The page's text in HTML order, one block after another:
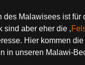
des Malawisees ist
sind aber eher die ‚
Hier kommen
in unseren Malawi-